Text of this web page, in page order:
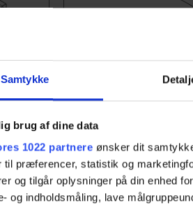
Samtykke
brug af dine data
1022 partnere ønsker dit
til præferencer, statistik og
og tilgår oplysninger på din enhed
og indholdsmåling, lave
dybde
cm..
Varenr.
Specielle Støttearme
såfremt man ønsker
til udskæring i
brug af denne knægt,
muligt at montere